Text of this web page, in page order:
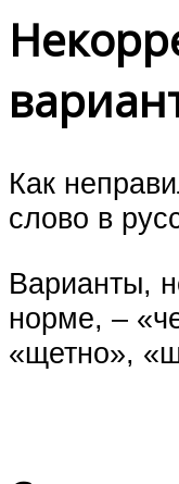
Как
слово в
Варианты,
норме, –
«щетно»,